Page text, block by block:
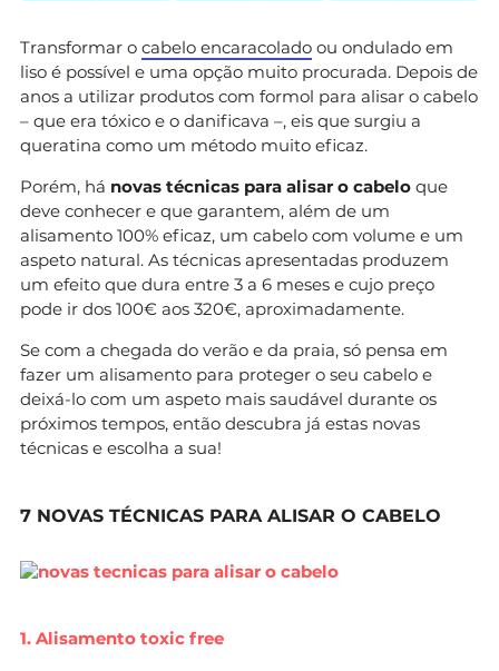
Transformar o cabelo encaracolado ou ondulado em
liso é possível e uma opção muito procurada. Depois de
anos a utilizar produtos com formol para alisar o cabelo
– que era tóxico e o danificava –, eis que surgiu a
queratina como um método muito eficaz.
Porém, há novas técnicas para alisar o cabelo que
deve conhecer e que garantem, além de um
alisamento 100% eficaz, um cabelo com volume e um
aspeto natural. As técnicas apresentadas produzem
um efeito que dura entre 3 a 6 meses e cujo preço
pode ir dos 100€ aos 320€, aproximadamente.
Se com a chegada do verão e da praia, só pensa em
fazer um alisamento para proteger o seu cabelo e
deixá-lo com um aspeto mais saudável durante os
próximos tempos, então descubra já estas novas
técnicas e escolha a sua!
7 NOVAS TÉCNICAS PARA ALISAR O CABELO
1. Alisamento toxic free